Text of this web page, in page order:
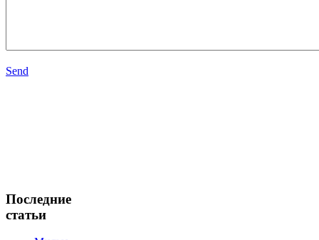
Send
Последние
статьи